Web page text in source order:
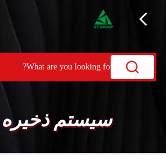
سیستم ذخیره